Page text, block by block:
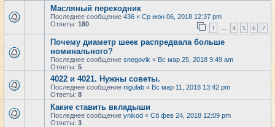
Масляный переходник
Последнее сообщение 436 « Ср июн 06, 2018 12:37 pm
Ответы: 180 1 … 4 5 6 7
Почему диаметр шеек распредвала больше
номинального?
Последнее сообщение snegovik « Вс мар 25, 2018 9:49 am
Ответы: 5
4022 и 4021. Нужны советы.
Последнее сообщение nigulab « Вс мар 11, 2018 13:42 pm
Ответы: 8
Какие ставить вкладыши
Последнее сообщение ynikod « Сб фев 24, 2018 12:09 pm
Ответы: 3